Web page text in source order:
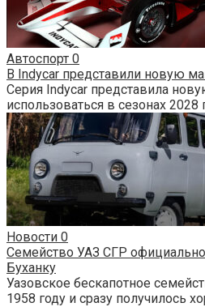
Автоспорт 0
В Indycar представили новую
Серия Indycar представила
использоваться в сезонах 2028
Новости 0
Семейство УАЗ СГР
Буханку
Уазовское бескапотное
1958 году и сразу получилось